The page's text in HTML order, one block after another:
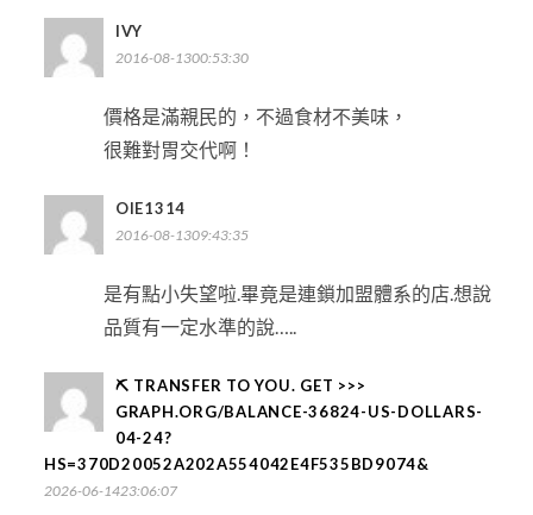
IVY
2016-08-1300:53:30
價格是滿親民的，不過食材不美味，
很難對胃交代啊！
OIE1314
2016-08-1309:43:35
是有點小失望啦.畢竟是連鎖加盟體系的店.想說
品質有一定水準的說…..
⛏ TRANSFER TO YOU. GET >>>
GRAPH.ORG/BALANCE-36824-US-DOLLARS-
04-24?
HS=370D20052A202A554042E4F535BD9074&
2026-06-1423:06:07